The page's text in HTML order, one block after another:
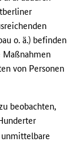
o. ä.) befinden
von Personen
beobachten,
unmittelbare